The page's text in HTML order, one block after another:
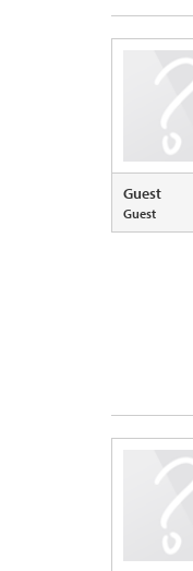
Guest
Guest